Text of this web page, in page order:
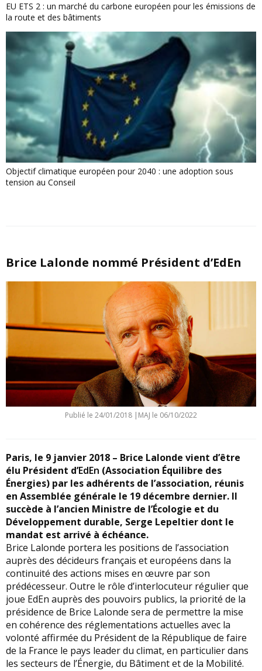
EU ETS 2 : un marché du carbone européen pour les émissions de
la route et des bâtiments
Objectif climatique européen pour 2040 : une adoption sous
tension au Conseil
Brice Lalonde nommé Président d’EdEn
Publié le 24/01/2018 | MAJ le 06/10/2022
Paris, le 9 janvier 2018 – Brice Lalonde vient d’être
élu Président d’EdEn (Association Équilibre des
Énergies) par les adhérents de l’association, réunis
en Assemblée générale le 19 décembre dernier. Il
succède à l’ancien Ministre de l’Écologie et du
Développement durable, Serge Lepeltier dont le
mandat est arrivé à échéance.
Brice Lalonde portera les positions de l’association
auprès des décideurs français et européens dans la
continuité des actions mises en œuvre par son
prédécesseur. Outre le rôle d’interlocuteur régulier que
joue EdEn auprès des pouvoirs publics, la priorité de la
présidence de Brice Lalonde sera de permettre la mise
en cohérence des réglementations actuelles avec la
volonté affirmée du Président de la République de faire
de la France le pays leader du climat, en particulier dans
les secteurs de l’Énergie, du Bâtiment et de la Mobilité.